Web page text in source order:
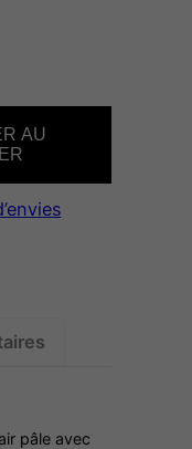
AU
pâle avec